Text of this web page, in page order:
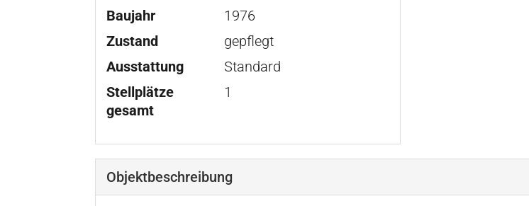
Baujahr
1976
Zustand
gepflegt
Ausstattung
Standard
Stellplätze
gesamt
1
Objekt­beschreibung